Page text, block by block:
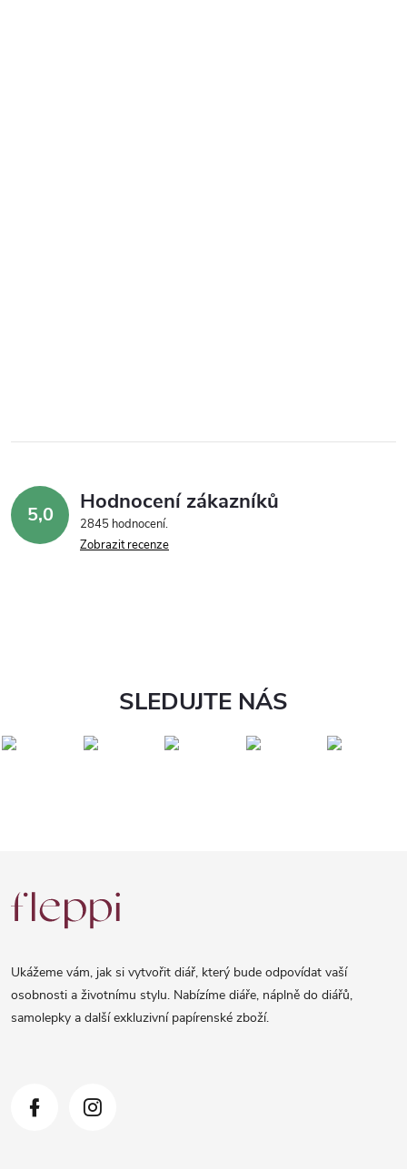
5,0 Hodnocení zákazníků
2845 hodnocení
Zobrazit recenze
SLEDUJTE NÁS
á
Ukážeme vám, jak si vytvořit diář, který bude odpovídat vaší
osobnosti a životnímu stylu. Nabízíme diáře, náplně do diářů,
samolepky a další exkluzivní papírenské zboží.